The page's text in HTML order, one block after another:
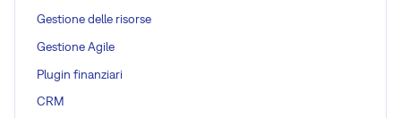
Gestione delle risorse
Gestione Agile
Plugin finanziari
CRM